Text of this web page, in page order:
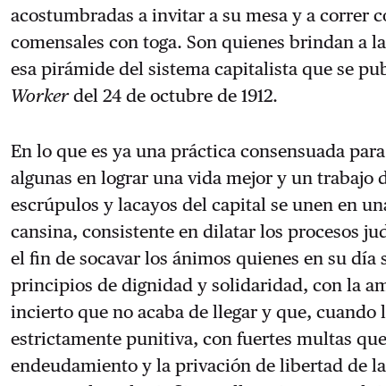
acostumbradas a invitar a su mesa y a correr
comensales con toga. Son quienes brindan a
esa pirámide del sistema capitalista que se
Workerdel 24 de octubre de 1912.
En lo que es ya una práctica consensuada
algunas en lograr una vida mejor y un trabajo
escrúpulos y lacayos del capital se unen en
cansina, consistente en dilatar los procesos
el fin de socavar los ánimos quienes en su
principios de dignidad y solidaridad, con la
incierto que no acaba de llegar y que, cuando
estrictamente punitiva, con fuertes multas
endeudamiento y la privación de libertad de